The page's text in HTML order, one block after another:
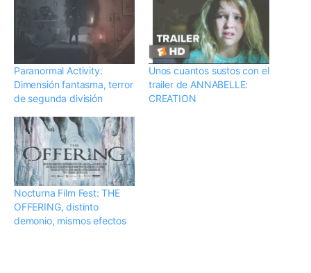
Paranormal Activity:
Dimensión fantasma, terror
de segunda división
Unos cuantos sustos con el
trailer de ANNABELLE:
CREATION
Nocturna Film Fest: THE
OFFERING, distinto
demonio, mismos efectos